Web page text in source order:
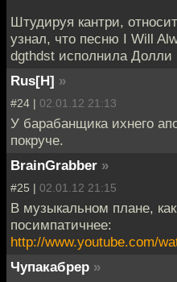
Штудируя кантри,
узнал, что песню I Will
dgthdst исполнила Долли
Rus[H] »
#24 | 02.01.12 21:13
У барабанщика ихнего
покруче.
BrainGrabber »
#25 | 02.01.12 21:15
В музыкальном плане,
посимпатичнее:
http://www.youtube.com/
Чупакабрер »